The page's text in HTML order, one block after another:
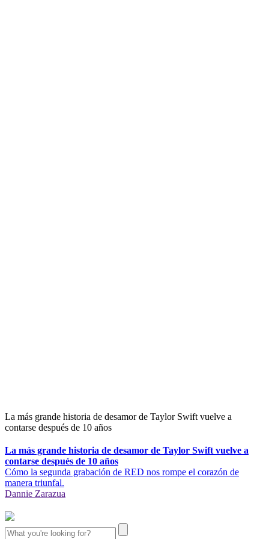
La más grande historia de desamor de Taylor Swift vuelve a
contarse después de 10 años
La más grande historia de desamor de Taylor Swift vuelve a
contarse después de 10 años
Cómo la segunda grabación de RED nos rompe el corazón de
manera triunfal.
Dannie Zarazua